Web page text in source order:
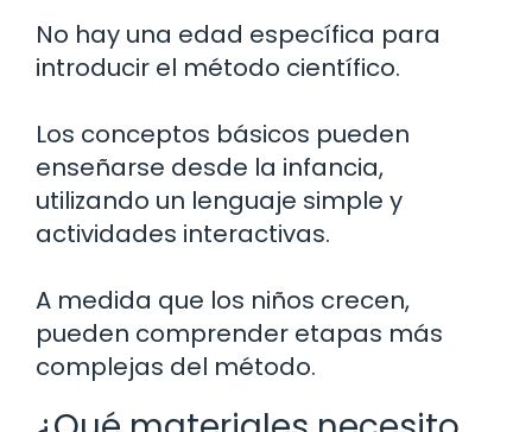
No hay una edad específica para
introducir el método científico.
Los conceptos básicos pueden
enseñarse desde la infancia,
utilizando un lenguaje simple y
actividades interactivas.
A medida que los niños crecen,
pueden comprender etapas más
complejas del método.